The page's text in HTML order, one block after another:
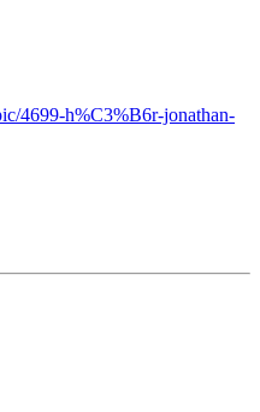
4699-h%C3%B6r-jonathan-